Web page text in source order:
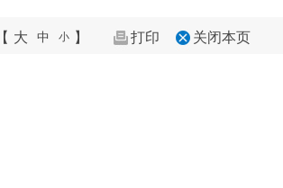
【 大 中 小 】 打印 关闭本页